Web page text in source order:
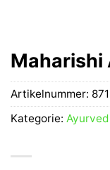
Maharishi
Artikelnummer:
Kategorie: